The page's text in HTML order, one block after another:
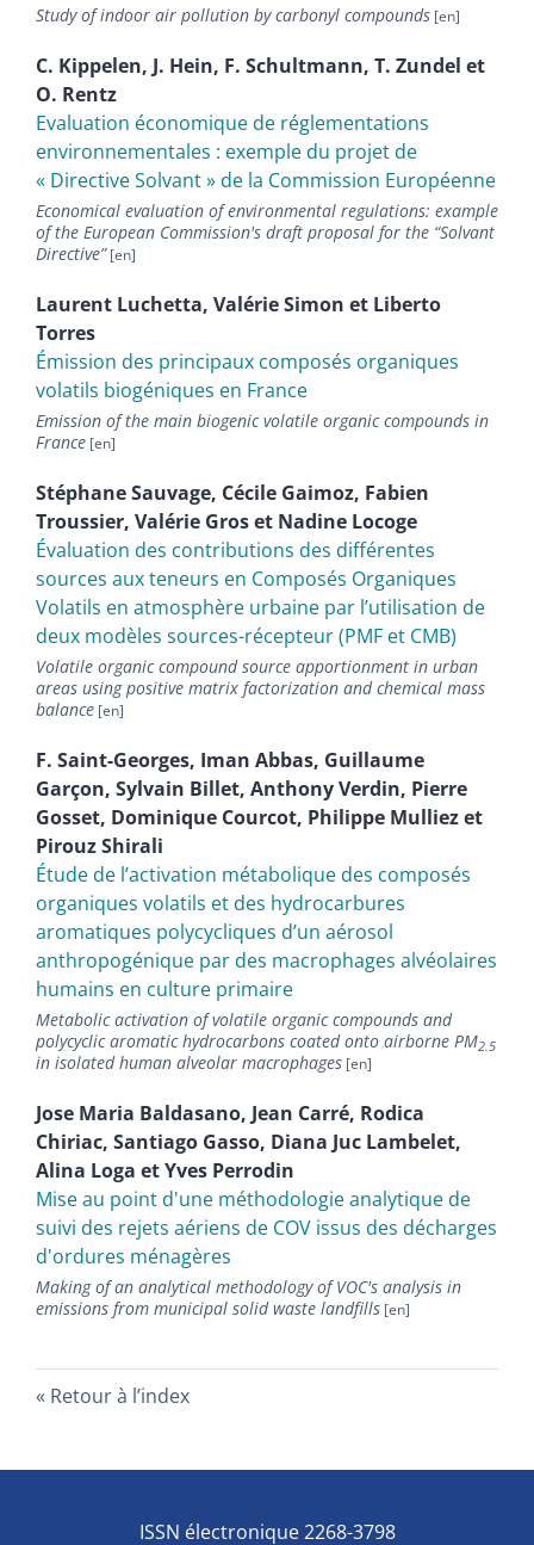
Study of indoor air pollution by carbonyl compounds
C. Kippelen, J. Hein, F. Schultmann, T. Zundel et
O. Rentz
Evaluation économique de réglementations
environnementales : exemple du projet de
« Directive Solvant » de la Commission Européenne
Economical evaluation of environmental regulations: example
of the European Commission's draft proposal for the “Solvant
Directive”
Laurent Luchetta, ValérieSimon et Liberto
Torres
Émission des principaux composés organiques
volatils biogéniques en France
Emission of the main biogenic volatile organic compounds in
France
StéphaneSauvage, Cécile Gaimoz, Fabien
Troussier, Valérie Groset Nadine Locoge
Évaluation des contributions des différentes
sources aux teneurs en Composés Organiques
Volatils en atmosphère urbaine par l’utilisation de
deux modèles sources-récepteur (PMF et CMB)
Volatile organic compound source apportionment in urban
areas using positive matrix factorization and chemical mass
balance
F. Saint-Georges, Iman Abbas, Guillaume
Garçon, Sylvain Billet, AnthonyVerdin, Pierre
Gosset, Dominique Courcot, Philippe Mulliezet
PirouzShirali
Étude de lʼactivation métabolique des composés
organiques volatils et des hydrocarbures
aromatiques polycycliques dʼun aérosol
anthropogénique par des macrophages alvéolaires
humains en culture primaire
Metabolic activation of volatile organic compounds and
polycyclic aromatic hydrocarbons coated onto airborne PM2.5
in isolated human alveolar macrophages
Jose Maria Baldasano, Jean Carré, Rodica
Chiriac, Santiago Gasso, Diana Juc Lambelet,
Alina Loga etYves Perrodin
Mise au point d'une méthodologie analytique de
suivi des rejets aériens de COV issus des décharges
d'ordures ménagères
Making of an analytical methodology of VOC's analysis in
emissions from municipal solid waste landfills
Retour à l’index
ISSN électronique 2268-3798